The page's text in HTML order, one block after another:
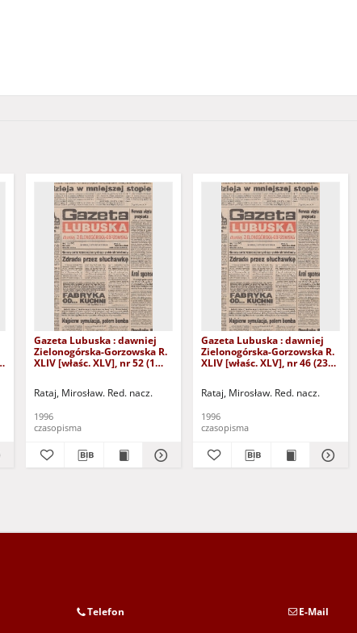
Gazeta Lubuska : dawniej
Zielonogórska-Gorzowska R.
XLIV [właśc. XLV], nr 52 (1
Rataj, Mirosław. Red. nacz.
1996
czasopisma
Gazeta Lubuska : dawniej
Zielonogórska-Gorzowska R.
XLIV [właśc. XLV], nr 46 (23
Rataj, Mirosław. Red. nacz.
1996
czasopisma
Telefon E-Mail